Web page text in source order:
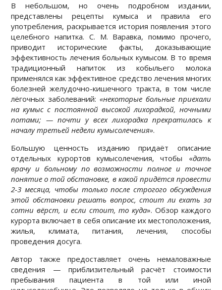
В небольшом, но очень подробном издании,
представлены рецепты кумыса и правила его
употребления, раскрывается история появления этого
целебного напитка. С. М. Варавка, помимо прочего,
приводит исторические факты, доказывающие
эффективность лечения больных кумысом. В то время
традиционный напиток из кобыльего молока
применялся как эффективное средство лечения многих
болезней желудочно-кишечного тракта, в том числе
лёгочных заболеваний: «некоторые больные приехали
на кумыс с постоянной высокой лихорадкой, ночными
потами; — почти у всех лихорадка прекратилась к
началу третьей недели кумысолечения».
Большую ценность изданию придаёт описание
отдельных курортов кумысолечения, чтобы «дать
врачу и больному по возможности полное и точное
понятие о той обстановке, в какой придётся провести
2-3 месяца, чтобы только после строгого обсуждения
этой обстановки решать вопрос, стоит ли ехать за
сотни вёрст, и если стоит, то куда». Обзор каждого
курорта включает в себя описание их местоположения,
жилья, климата, питания, лечения, способы
проведения досуга.
Автор также предоставляет очень немаловажные
сведения — приблизительный расчёт стоимости
пребывания пациента в той или иной